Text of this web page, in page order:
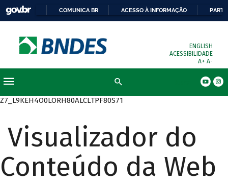
COMUNICA BR ACESSO À INFORMAÇÃO
ENGLISH
ACESSIBILIDADE
A+ A-
Z7_L9KEH4O0LORH80ALCLTPF80S71
Visualizador do
Conteúdo da Web